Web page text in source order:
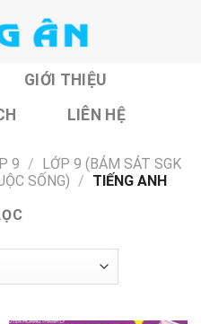
GIỚI THIỆU
LIÊN HỆ
9 / LỚP 9 (BÁM SÁT SGK
SỐNG) / TIẾNG ANH